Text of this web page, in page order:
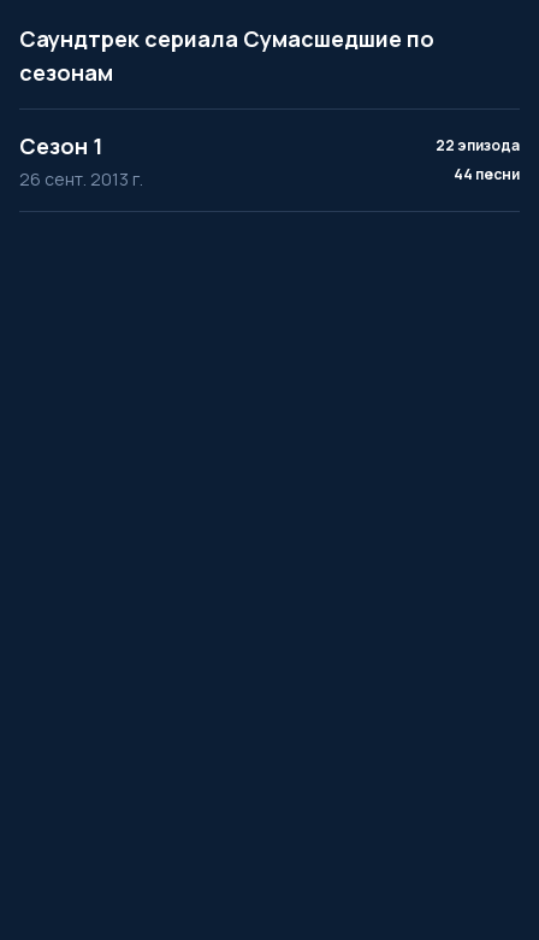
Саундтрек сериала Сумасшедшие по
сезонам
Сезон 1
26 сент. 2013 г.
22 эпизода
44 песни